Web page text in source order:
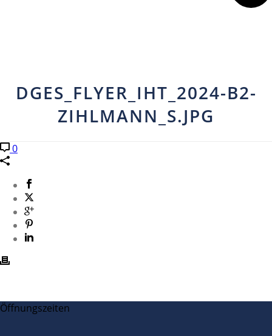
DGES_FLYER_IHT_2024-B2-
ZIHLMANN_S.JPG
0
Öffnungszeiten